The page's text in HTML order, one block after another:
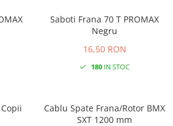
Saboti Frana 70 T PROMAX
Negru
16,50 RON
180IN STOC
Cablu Spate Frana/Rotor BMX
SXT 1200 mm